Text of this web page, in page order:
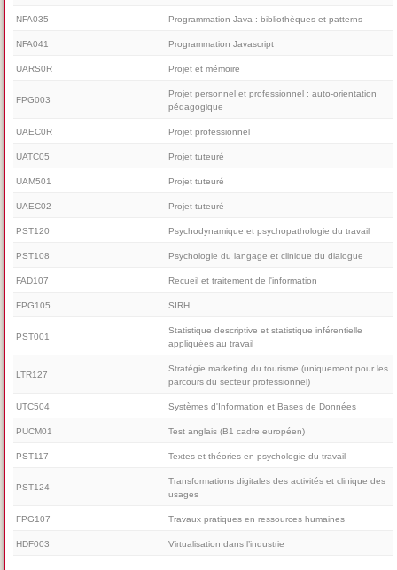
NFA035 Programmation Java : bibliothèques et patterns
NFA041 Programmation Javascript
UARS0R Projet et mémoire
FPG003
Projet personnel et professionnel : auto-orientation
pédagogique
UAEC0R Projet professionnel
UATC05 Projet tuteuré
UAM501 Projet tuteuré
UAEC02 Projet tuteuré
PST120 Psychodynamique et psychopathologie du travail
PST108 Psychologie du langage et clinique du dialogue
FAD107 Recueil et traitement de l'information
FPG105 SIRH
PST001
Statistique descriptive et statistique inférentielle
appliquées au travail
LTR127
Stratégie marketing du tourisme (uniquement pour les
parcours du secteur professionnel)
UTC504 Systèmes d'Information et Bases de Données
PUCM01 Test anglais (B1 cadre européen)
PST117 Textes et théories en psychologie du travail
PST124
Transformations digitales des activités et clinique des
usages
FPG107 Travaux pratiques en ressources humaines
HDF003 Virtualisation dans l’industrie